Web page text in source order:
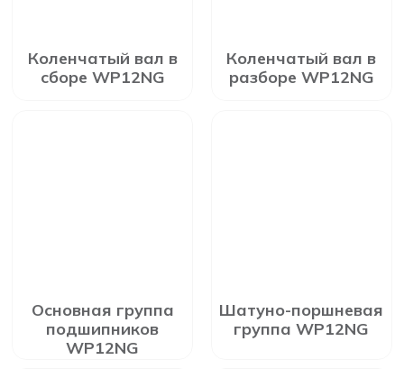
Коленчатый вал в
сборе WP12NG
Коленчатый вал в
разборе WP12NG
Основная группа
подшипников
WP12NG
Шатуно-поршневая
группа WP12NG